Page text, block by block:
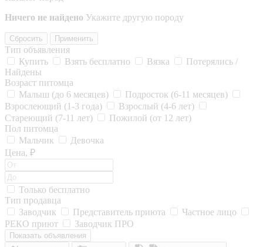
Ничего не найдено Укажите другую породу
Сбросить Применить
Тип объявления
Купить
Взять бесплатно Вязка
Потерялись /
Найдены
Возраст питомца
Малыш (до 6 месяцев)
Подросток (6-11 месяцев)
Взрослеющий (1-3 года)
Взрослый (4-6 лет)
Стареющий (7-11 лет)
Пожилой (от 12 лет)
Пол питомца
Мальчик
Девочка
Цена, ₽
Только бесплатно
Тип продавца
Заводчик
Представитель приюта
Частное лицо
РЕКО приют
Заводчик ПРО
Показать объявления